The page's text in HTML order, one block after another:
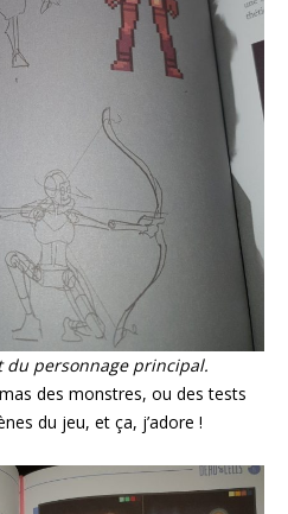
du personnage principal.
des monstres, ou des tests
du jeu, et ça, j’adore !